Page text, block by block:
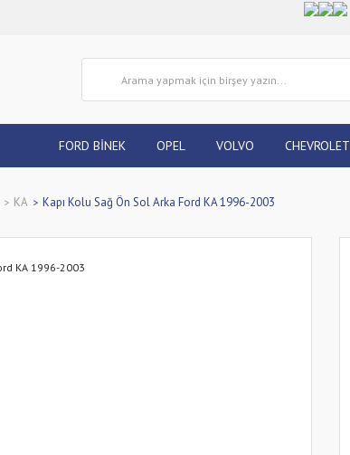
FORD BİNEK OPEL VOLVO CHEVROLET
KA Kapı Kolu Sağ Ön Sol Arka Ford KA 1996-2003